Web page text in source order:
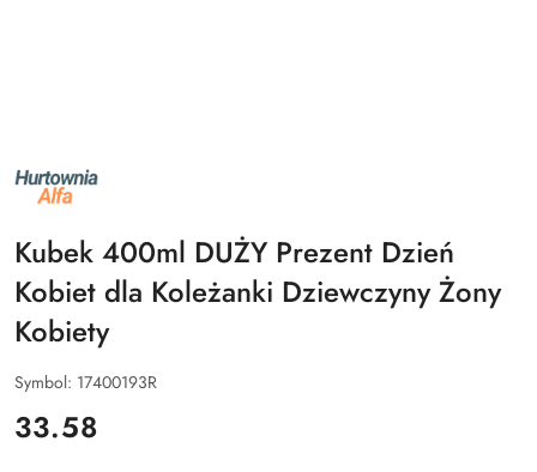
NAZWA
PRODUCENTA:
ALFA
Kubek 400ml DUŻY Prezent Dzień
Kobiet dla Koleżanki Dziewczyny Żony
Kobiety
Symbol: 17400193R
cena:
33.58